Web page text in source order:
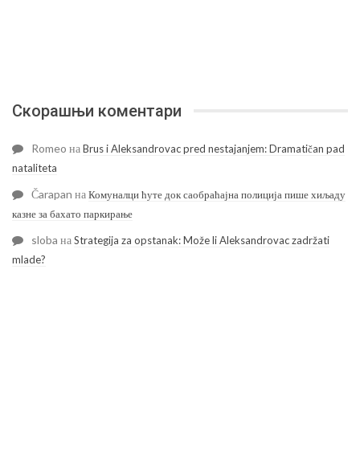
Скорашњи коментари
Romeo наBrus i Aleksandrovac pred nestajanjem: Dramatičan pad
nataliteta
Čarapan наКомуналци ћуте док саобраћајна полиција пише хиљаду
казне за бахато паркирање
sloba наStrategija za opstanak: Može li Aleksandrovac zadržati
mlade?